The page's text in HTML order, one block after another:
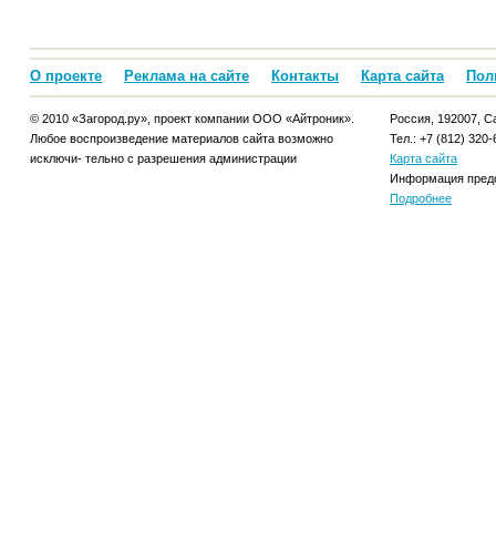
О проекте Реклама на сайте Контакты Карта сайта
© 2010 «Загород.ру», проект компании ООО «Айтроник».
Любое воспроизведение материалов сайта возможно
исключи- тельно с разрешения администрации
Россия, 192007,
Тел.: +7 (812) 320-
Карта сайта
Информация
Подробнее